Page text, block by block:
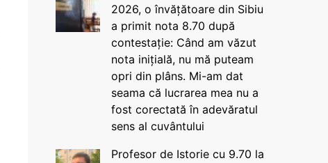
2026, o învățătoare din Sibiu
a primit nota 8.70 după
contestație: Când am văzut
nota inițială, nu mă puteam
opri din plâns. Mi-am dat
seama că lucrarea mea nu a
fost corectată în adevăratul
sens al cuvântului
Profesor de Istorie cu 9.70 la